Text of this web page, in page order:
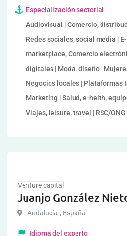
Especialización sectorial
Audiovisual | Comercio,
Redes sociales, social media |
marketplace, Comercio
digitales | Moda, diseño |
Negocios locales | Plataformas
Marketing | Salud, e-helth,
Viajes, leisure, travel | RSC/ONG
Venture capital
Juanjo González
Andalucía-, España
Idioma del experto